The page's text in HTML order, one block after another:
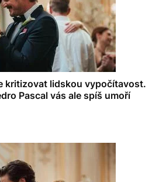
kritizovat lidskou vypočítavost.
Pascal vás ale spíš umoří